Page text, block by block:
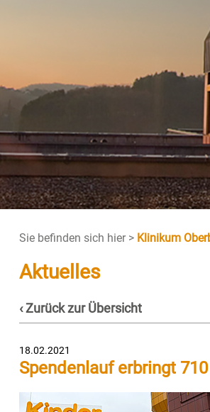
Sie befinden sich hier > Klinikum
Aktuelles
‹ Zurück zur Übersicht
18.02.2021
Spendenlauf erbringt